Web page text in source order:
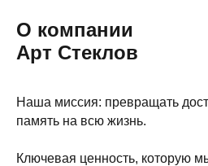
О компании
Арт Стеклов
Наша миссия: превращать
память на всю жизнь.
Ключевая ценность, которую